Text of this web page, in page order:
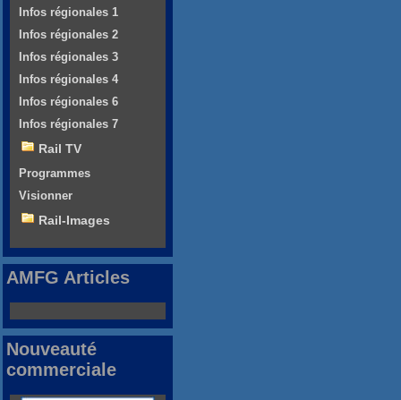
Infos régionales 1
Infos régionales 2
Infos régionales 3
Infos régionales 4
Infos régionales 6
Infos régionales 7
Rail TV
Programmes
Visionner
Rail-Images
AMFG Articles
Nouveauté
commerciale